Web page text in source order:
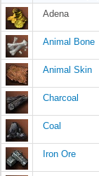
Adena
Animal Bone
Animal Skin
Charcoal
Coal
Iron Ore